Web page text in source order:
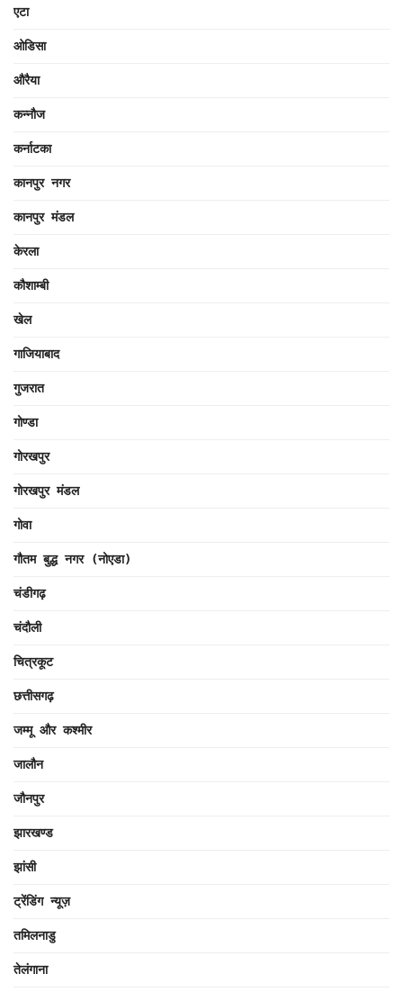
एटा
ओडिसा
औरैया
कन्नौज
कर्नाटका
कानपुर नगर
कानपुर मंडल
केरला
कौशाम्बी
खेल
गाजियाबाद
गुजरात
गोण्डा
गोरखपुर
गोरखपुर मंडल
गोवा
गौतम बुद्ध नगर (नोएडा)
चंडीगढ़
चंदौली
चित्रकूट
छत्तीसगढ़
जम्मू और कश्मीर
जालौन
जौनपुर
झारखण्ड
झांसी
ट्रेंडिंग न्यूज़
तमिलनाडु
तेलंगाना